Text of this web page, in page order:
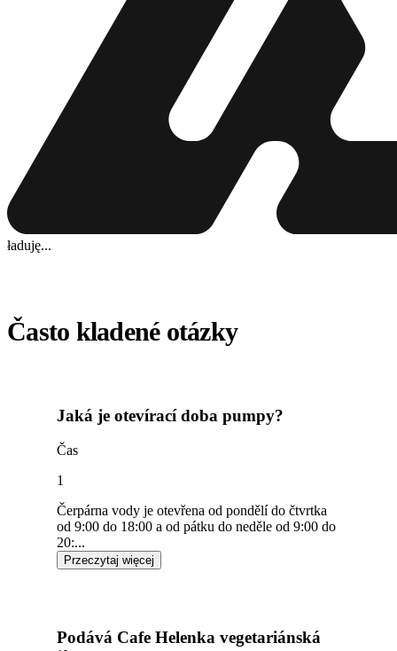
ładuję...
Často kladené otázky
Jaká je otevírací doba pumpy?
Čas
1
Čerpárna vody je otevřena od pondělí do čtvrtka
od 9:00 do 18:00 a od pátku do neděle od 9:00 do
20:...
Przeczytaj więcej
Podává Cafe Helenka vegetariánská